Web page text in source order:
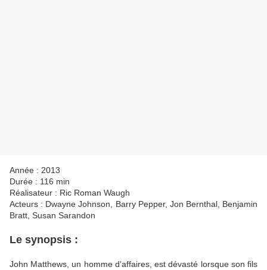
Année : 2013
Durée : 116 min
Réalisateur : Ric Roman Waugh
Acteurs : Dwayne Johnson, Barry Pepper, Jon Bernthal, Benjamin
Bratt, Susan Sarandon
Le synopsis :
John Matthews, un homme d’affaires, est dévasté lorsque son fils